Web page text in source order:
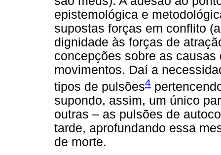
epistemológica e
supostas forças em conflito
dignidade às forças de
concepções sobre as
movimentos. Daí a
tipos de pulsões4
supondo, assim, um único
outras – as pulsões de
tarde, aprofundando essa
de morte.